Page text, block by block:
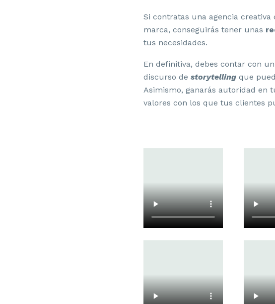
Si contratas una agencia creativa
marca, conseguirás tener unas
tus necesidades.
En definitiva, debes contar con
discurso de storytelling que
Asimismo, ganarás autoridad en
valores con los que tus clientes